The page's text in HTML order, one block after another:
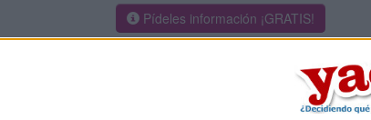
Pídeles información ¡GRATIS!